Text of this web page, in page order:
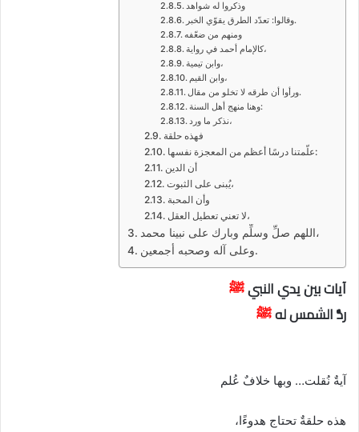
وذكروا له شواهد
وقالوا: تعدّد الطرق يقوّي الخبر.
ومنهم من ضعّفه
كالإمام أحمد في رواية،
وابن تيمية،
وابن القيم،
ورأوا أن طرقه لا تخلو من مقال.
وهنا منهج أهل السنة:
نذكر ما ورد،
فهذه حلقة
علّمتنا درسًا أعظم من المعجزة نفسها:
أن الدين
يُبنى على الثبوت،
وأن المحبة
لا تعني تعطيل العقل،
اللهم صلِّ وسلِّم وبارك على نبينا محمد،
وعلى آله وصحبه أجمعين.
آيات بين يدي النبيﷺ
ردُّ الشمس لهﷺ
آيةٌ نُقلت… وبها خلافٌ عُلم
هذه حلقةٌ تحتاج هدوءًا،